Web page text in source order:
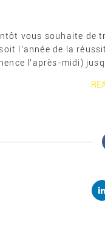
vous souhaite de
l’année de la
l’après-midi)